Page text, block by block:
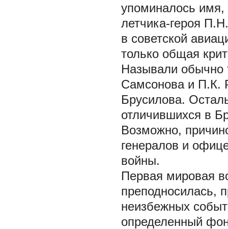
упоминалось имя,
летчика-героя
в советской
только общая
Называли обычно
Самсонова и П.К.
Брусилова.
отличившихся в
Возможно,
генералов и
войны.
Первая мировая
преподносилась,
неизбежных
определенный